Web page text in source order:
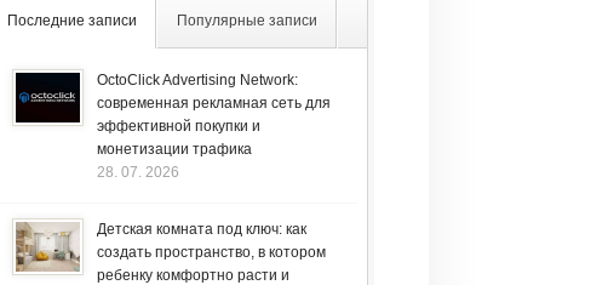
Последние записи Популярные записи
OctoClick Advertising Network:
современная рекламная сеть для
эффективной покупки и
монетизации трафика
28. 07. 2026
Детская комната под ключ: как
создать пространство, в котором
ребенку комфортно расти и